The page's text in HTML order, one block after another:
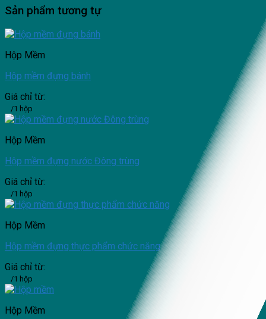
Sản phẩm tương tự
Hộp Mềm
Hộp mềm đựng bánh
Giá chỉ từ:
/1 hộp
Hộp Mềm
Hộp mềm đựng nước Đông trùng
Giá chỉ từ:
/1 hộp
Hộp Mềm
Hộp mềm đựng thực phẩm chức năng
Giá chỉ từ:
/1 hộp
Hộp Mềm